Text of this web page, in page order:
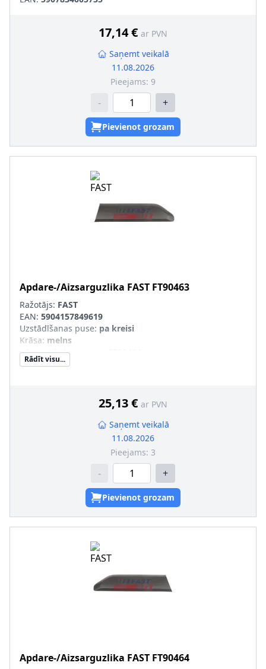
17,14 € ar PVN
Saņemt veikalā
11.08.2026
Pieejams: 9
- +
Pievienot grozam
Apdare-/Aizsarguzlika FAST FT90463
Ražotājs: FAST
EAN: 5904157849619
Uzstādīšanas puse: pa kreisi
Krāsa: melns
pāra artikulu numuri
Rādīt visu...
25,13 € ar PVN
Saņemt veikalā
11.08.2026
Pieejams: 3
- +
Pievienot grozam
Apdare-/Aizsarguzlika FAST FT90464